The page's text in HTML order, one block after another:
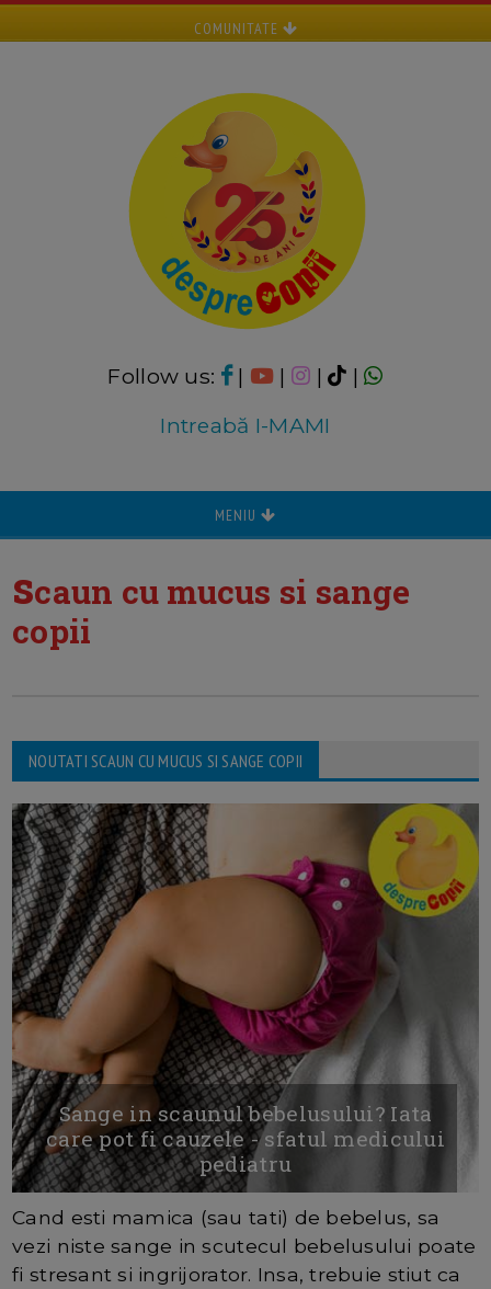
COMUNITATE
Follow us: | | |
|
Intreabă I-MAMI
MENIU
scaun cu mucus si sange
copii
NOUTATI SCAUN CU MUCUS SI SANGE COPII
Sange in scaunul bebelusului? Iata
care pot fi cauzele - sfatul medicului
pediatru
Cand esti mamica (sau tati) de bebelus, sa
vezi niste sange in scutecul bebelusului poate
fi stresant si ingrijorator. Insa, trebuie stiut ca